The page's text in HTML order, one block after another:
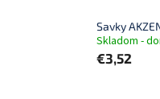
Savky
Skladom -
€3,52